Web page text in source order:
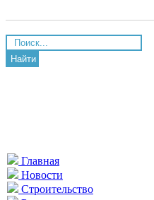
Найти
Главная
Новости
Строительство